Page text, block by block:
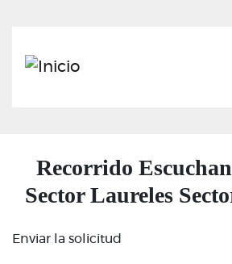
Recorrido
Sector Laureles
Enviar la solicitud